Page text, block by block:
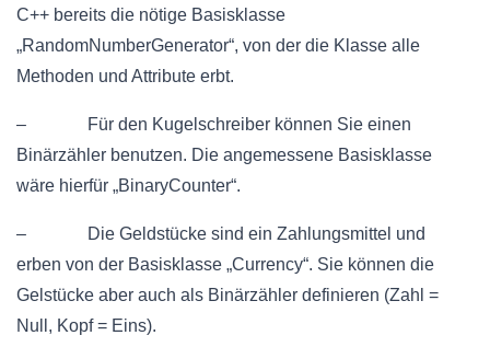
C++ bereits die nötige Basisklasse
„RandomNumberGenerator“, von der die Klasse alle
Methoden und Attribute erbt.
– Für den Kugelschreiber können Sie einen
Binärzähler benutzen. Die angemessene Basisklasse
wäre hierfür „BinaryCounter“.
– Die Geldstücke sind ein Zahlungsmittel und
erben von der Basisklasse „Currency“. Sie können die
Gelstücke aber auch als Binärzähler definieren (Zahl =
Null, Kopf = Eins).